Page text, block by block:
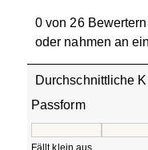
0 von 26
oder nahmen an
Durchschnittliche
Passform